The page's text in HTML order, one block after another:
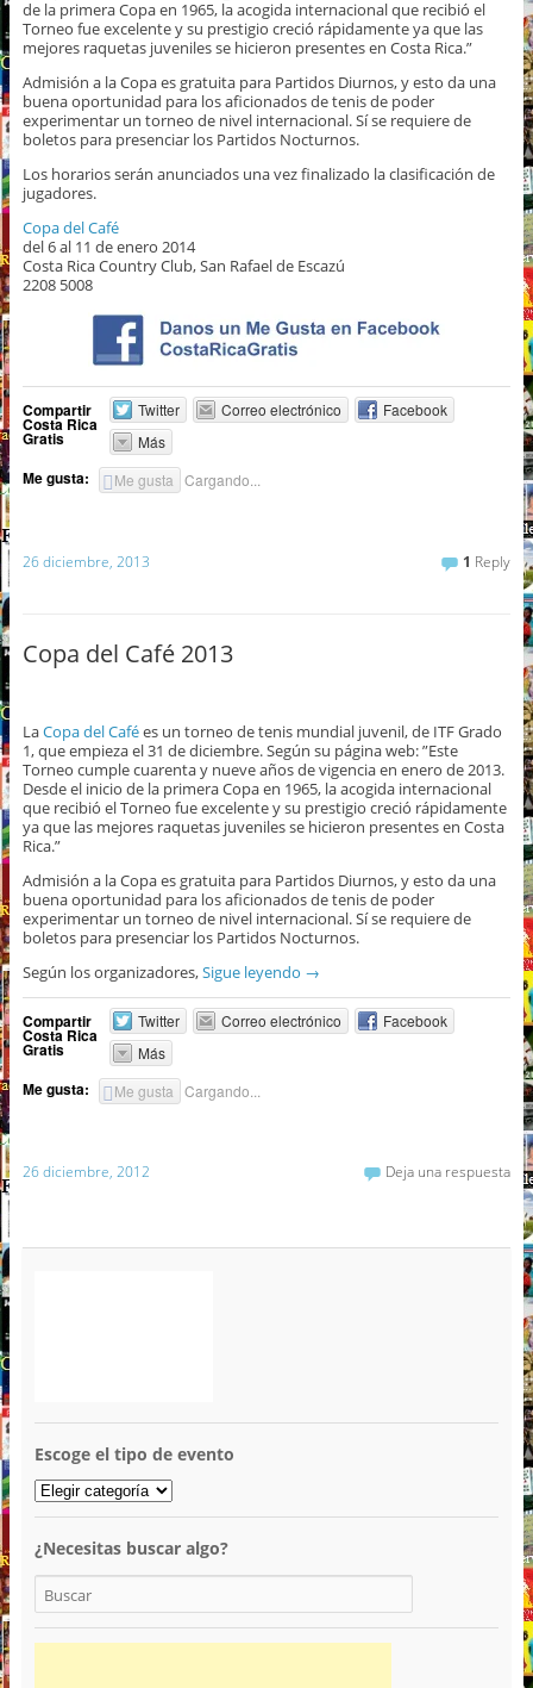
de la primera Copa en 1965, la acogida internacional que recibió el
Torneo fue excelente y su prestigio creció rápidamente ya que las
mejores raquetas juveniles se hicieron presentes en Costa Rica.”
Admisión a la Copa es gratuita para Partidos Diurnos, y esto da una
buena oportunidad para los aficionados de tenis de poder
experimentar un torneo de nivel internacional. Sí se requiere de
boletos para presenciar los Partidos Nocturnos.
Los horarios serán anunciados una vez finalizado la clasificación de
jugadores.
Copa del Café
del 6 al 11 de enero 2014
Costa Rica Country Club, San Rafael de Escazú
2208 5008
Compartir
Costa Rica
Gratis
Twitter Correo electrónico
Facebook
Más
Me gusta: Me gusta Cargando...
26 diciembre, 2013 1 Reply
Copa del Café 2013
LaCopa del Cafées un torneo de tenis mundial juvenil, de ITF Grado
1, que empieza el 31 de diciembre. Según su página web: ”Este
Torneo cumple cuarenta y nueve años de vigencia en enero de 2013.
Desde el inicio de la primera Copa en 1965, la acogida internacional
que recibió el Torneo fue excelente y su prestigio creció rápidamente
ya que las mejores raquetas juveniles se hicieron presentes en Costa
Rica.”
Admisión a la Copa es gratuita para Partidos Diurnos, y esto da una
buena oportunidad para los aficionados de tenis de poder
experimentar un torneo de nivel internacional. Sí se requiere de
boletos para presenciar los Partidos Nocturnos.
Según los organizadores,Sigue leyendo →
Compartir
Costa Rica
Gratis
Twitter Correo electrónico
Facebook
Más
Me gusta: Me gusta Cargando...
26 diciembre, 2012 Deja una respuesta
Escoge el tipo de evento
¿Necesitas buscar algo?